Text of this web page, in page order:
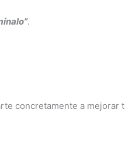
.
concretamente a